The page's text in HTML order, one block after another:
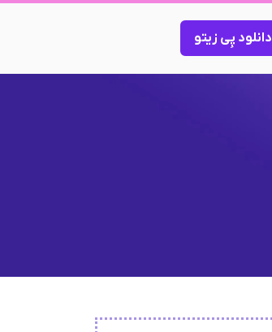
دانلود پِی زیتو